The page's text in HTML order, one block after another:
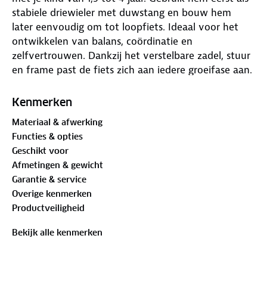
stabiele driewieler met duwstang en bouw hem
later eenvoudig om tot loopfiets. Ideaal voor het
ontwikkelen van balans, coördinatie en
zelfvertrouwen. Dankzij het verstelbare zadel, stuur
en frame past de fiets zich aan iedere groeifase aan.
zorgen voor extra comfort en veiligheid.
Voordelen:
• 2 in 1 driewieler en loopfiets
• Geschikt voor kinderen van 1,5 tot 4 jaar
• Verstelbaar zadel van 29 tot 41 cm
• Verstelbaar stuur van 50 tot 57 cm
• 12 inch luchtbanden met autoventiel
• Inclusief afneembare duwstang
• Stuurbegrenzer voor extra veiligheid
Kenmerken
Materiaal & afwerking
Functies & opties
Geschikt voor
Afmetingen & gewicht
Garantie & service
Overige kenmerken
Productveiligheid
Bekijk alle kenmerken